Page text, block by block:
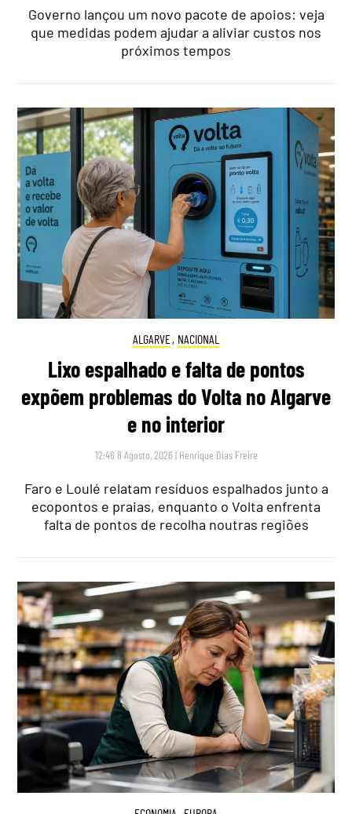
Governo lançou um novo pacote de apoios: veja
que medidas podem ajudar a aliviar custos nos
próximos tempos
ALGARVE, NACIONAL
Lixo espalhado e falta de pontos
expõem problemas do Volta no Algarve
e no interior
12:46 8 Agosto, 2026 | Henrique Dias Freire
Faro e Loulé relatam resíduos espalhados junto a
ecopontos e praias, enquanto o Volta enfrenta
falta de pontos de recolha noutras regiões